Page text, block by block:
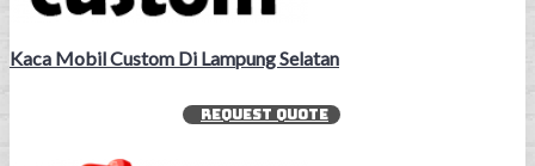
Kaca Mobil Custom Di Lampung Selatan
REQUEST QUOTE